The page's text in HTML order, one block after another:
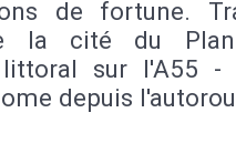
de fortune.
la cité du
littoral sur l'A55 -
depuis